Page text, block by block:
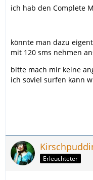
ich hab den Complete
könnte man dazu
mit 120 sms nehmen
bitte mach mir keine
ich soviel surfen kann
Erleuchteter